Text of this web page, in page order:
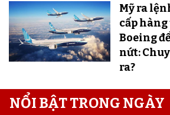
Mỹ ra
cấp
Boeing
nứt:
ra?
NỔI BẬT TRONG NGÀY